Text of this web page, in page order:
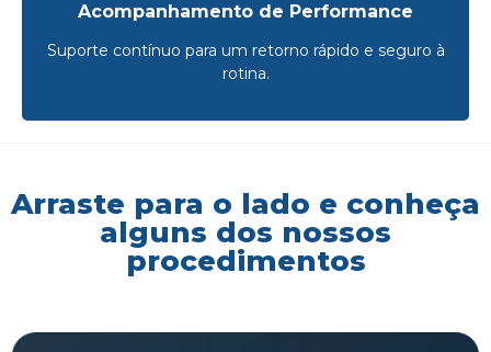
Acompanhamento de Performance
Suporte contínuo para um retorno rápido e seguro à
rotina.
Arraste para o lado e conheça
alguns dos nossos
procedimentos